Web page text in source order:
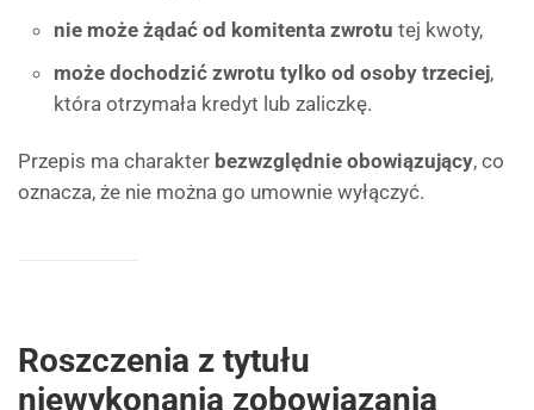
nie może żądać od komitenta zwrotu tej kwoty,
może dochodzić zwrotu tylko od osoby trzeciej,
która otrzymała kredyt lub zaliczkę.
Przepis ma charakter bezwzględnie obowiązujący, co
oznacza, że nie można go umownie wyłączyć.
Roszczenia z tytułu
niewykonania zobowiązania